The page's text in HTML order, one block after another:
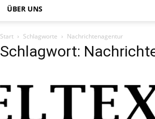
ÜBER UNS
Start Schlagworte Nachrichtenagentur
Schlagwort: